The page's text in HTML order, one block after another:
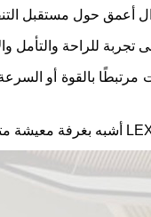
حول مستقبل
تجربة للراحة والتأمل
مرتبطًا بالقوة أو
أشبه بغرفة معيشة